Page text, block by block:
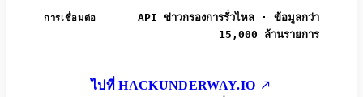
การเชื่อมต่อ
API ข่าวกรองการรั่วไหล · ข้อมูลกว่า
15,000 ล้านรายการ
ไปที่ HACKUNDERWAY.IO